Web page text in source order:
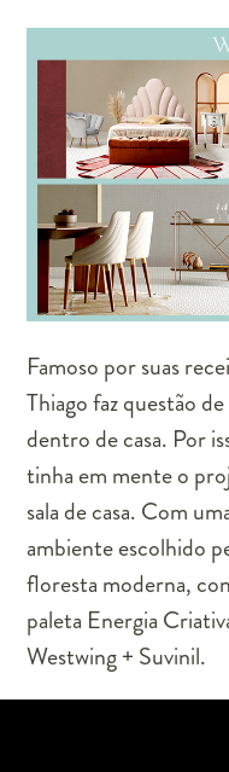
Famoso por suas
Thiago faz questão
dentro de casa. Por
tinha em mente o
sala de casa. Com
ambiente escolhido
floresta moderna,
paleta Energia
Westwing + Suvinil.